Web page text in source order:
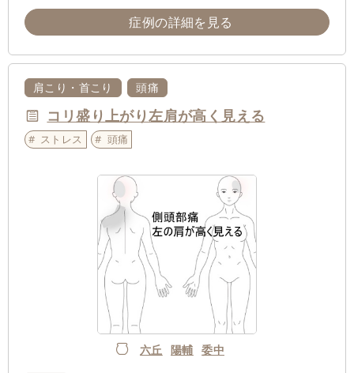
症例の詳細を見る
肩こり・首こり 頭痛
コリ盛り上がり左肩が高く見える
ストレス 頭痛
六丘 陽輔 委中